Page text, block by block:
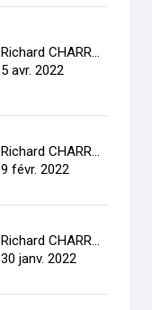
Richard CHARRON
5 avr. 2022
Richard CHARRON
9 févr. 2022
Richard CHARRON
30 janv. 2022